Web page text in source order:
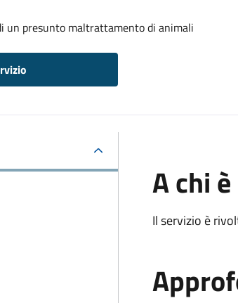
un presunto maltrattamento di animali
A chi
Il servizio è